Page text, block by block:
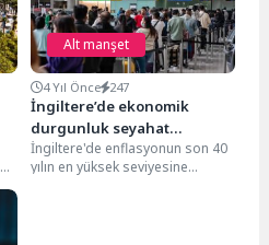
Alt manşet
4 Yıl Önce 247
İngiltere’de ekonomik
durgunluk seyahat
satışlarına yansımadı
İngiltere'de enflasyonun son 40
yılın en yüksek seviyesine